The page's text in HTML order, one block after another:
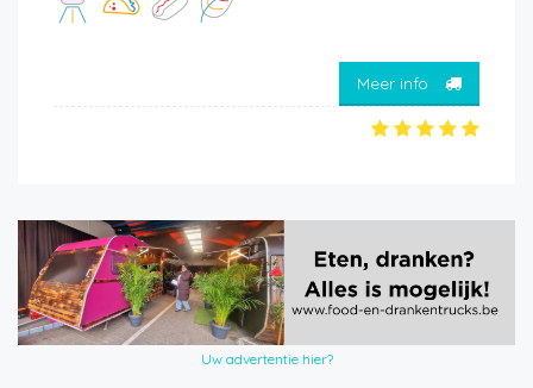
Meer info
Uw advertentie hier?